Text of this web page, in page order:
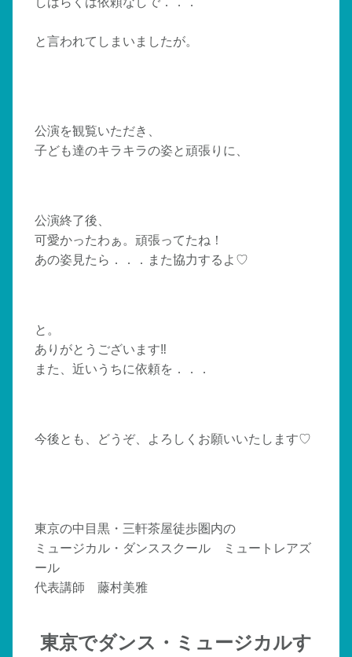
と言われてしまいましたが。
公演を観覧いただき、
子ども達のキラキラの姿と頑張りに、
公演終了後、
可愛かったわぁ。頑張ってたね！
あの姿見たら．．．また協力するよ♡
と。
ありがとうございます‼
また、近いうちに依頼を．．．
今後とも、どうぞ、よろしくお願いいたします♡
東京の中目黒・三軒茶屋徒歩圏内の
ミュージカル・ダンススクール ミュートレアズ
ール
代表講師 藤村美雅
東京でダンス・ミュージカルす